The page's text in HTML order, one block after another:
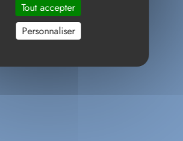
Tout accepter
Personnaliser